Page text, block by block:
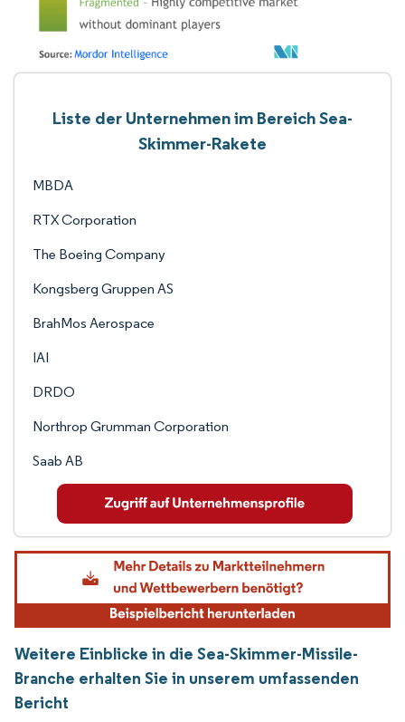
Liste der Unternehmen im Bereich Sea-
Skimmer-Rakete
MBDA
RTX Corporation
The Boeing Company
Kongsberg Gruppen AS
BrahMos Aerospace
IAI
DRDO
Northrop Grumman Corporation
Saab AB
Weitere Einblicke in die Sea-Skimmer-Missile-
Branche erhalten Sie in unserem umfassenden
Bericht